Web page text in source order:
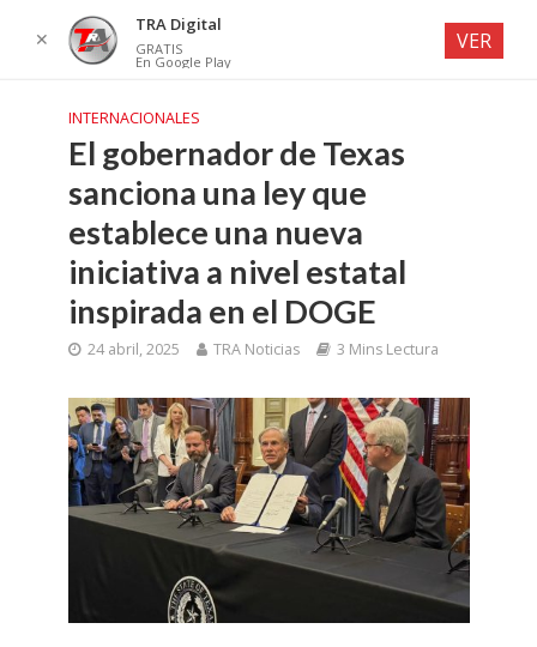
INTERNACIONALES
El gobernador de Texas
sanciona una ley que
establece una nueva
iniciativa a nivel estatal
inspirada en el DOGE
24 abril, 2025 TRA Noticias 3 Mins Lectura
✕
TRA Digital
GRATIS
En Google Play
VER